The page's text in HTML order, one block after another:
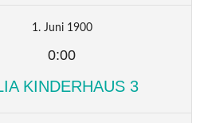
1. Juni 1900
0:00
KINDERHAUS 3